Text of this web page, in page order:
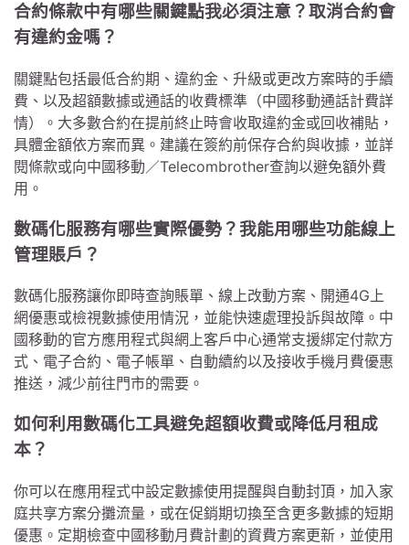
合約條款中有哪些關鍵點我必須注意？取消合約會
有違約金嗎？
關鍵點包括最低合約期、違約金、升級或更改方案時的手續
費、以及超額數據或通話的收費標準（中國移動通話計費詳
情）。大多數合約在提前終止時會收取違約金或回收補貼，
具體金額依方案而異。建議在簽約前保存合約與收據，並詳
閱條款或向中國移動／Telecombrother查詢以避免額外費
用。
數碼化服務有哪些實際優勢？我能用哪些功能線上
管理賬戶？
數碼化服務讓你即時查詢賬單、線上改動方案、開通4G上
網優惠或檢視數據使用情況，並能快速處理投訴與故障。中
國移動的官方應用程式與網上客戶中心通常支援綁定付款方
式、電子合約、電子帳單、自動續約以及接收手機月費優惠
推送，減少前往門市的需要。
如何利用數碼化工具避免超額收費或降低月租成
本？
你可以在應用程式中設定數據使用提醒與自動封頂，加入家
庭共享方案分攤流量，或在促銷期切換至含更多數據的短期
優惠。定期檢查中國移動月費計劃的資費方案更新，並使用